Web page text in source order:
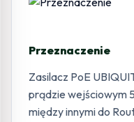
Przeznaczenie
Zasilacz PoE
prądzie wejściowym
między innymi do